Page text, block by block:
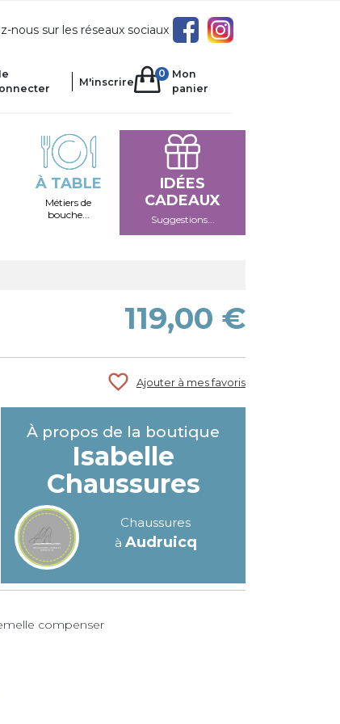
nous sur les réseaux sociaux
M'inscrire
0
Mon
panier
À TABLE
Métiers de
bouche...
IDÉES
CADEAUX
Suggestions...
119,00 €
favorite_border Ajouter à mes favoris
À propos de la boutique
Isabelle
Chaussures
Chaussures
à Audruicq
compenser